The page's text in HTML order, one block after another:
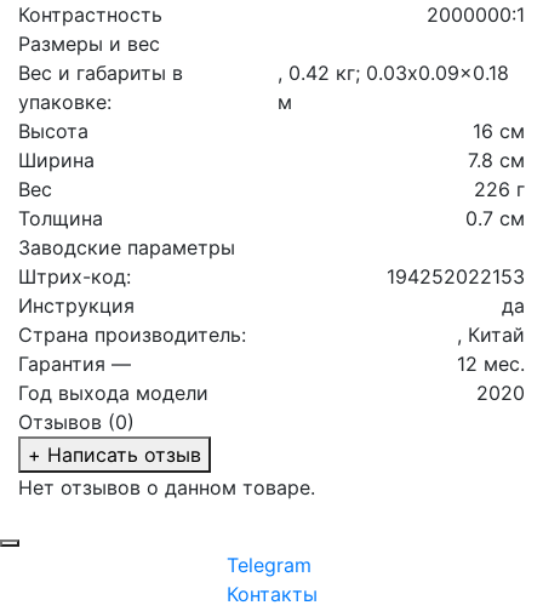
Контрастность
2000000:1
Размеры и вес
Вес и габариты в
упаковке:
, 0.42 кг; 0.03x0.09x0.18
м
Высота
16 см
Ширина
7.8 см
Вес
226 г
Толщина
0.7 см
Заводские параметры
Штрих-код:
194252022153
Инструкция
да
Страна производитель:
, Китай
Гарантия —
12 мес.
Год выхода модели
2020
Отзывов (0)
+ Написать отзыв
Нет отзывов о данном товаре.
Telegram
Контакты